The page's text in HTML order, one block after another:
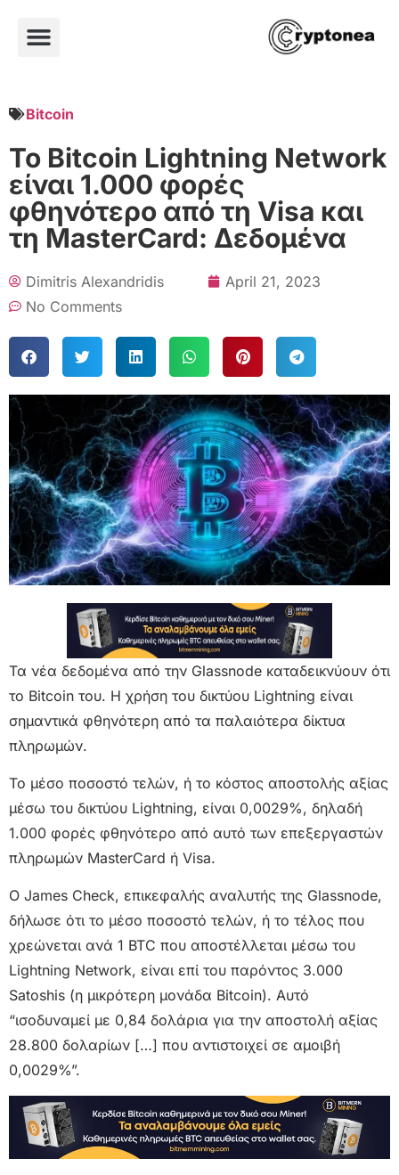
Bitcoin
Το Bitcoin Lightning Network
είναι 1.000 φορές
φθηνότερο από τη Visa και
τη MasterCard: Δεδομένα
Dimitris Alexandridis
April 21, 2023
No Comments
Τα νέα δεδομένα από την Glassnode καταδεικνύουν ότι
το Bitcoin του. Η χρήση του δικτύου Lightning είναι
σημαντικά φθηνότερη από τα παλαιότερα δίκτυα
πληρωμών.
Το μέσο ποσοστό τελών, ή το κόστος αποστολής αξίας
μέσω του δικτύου Lightning, είναι 0,0029%, δηλαδή
1.000 φορές φθηνότερο από αυτό των επεξεργαστών
πληρωμών MasterCard ή Visa.
Ο James Check, επικεφαλής αναλυτής της Glassnode,
δήλωσε ότι το μέσο ποσοστό τελών, ή το τέλος που
χρεώνεται ανά 1 BTC που αποστέλλεται μέσω του
Lightning Network, είναι επί του παρόντος 3.000
Satoshis (η μικρότερη μονάδα Bitcoin). Αυτό
“ισοδυναμεί με 0,84 δολάρια για την αποστολή αξίας
28.800 δολαρίων […] που αντιστοιχεί σε αμοιβή
0,0029%”.